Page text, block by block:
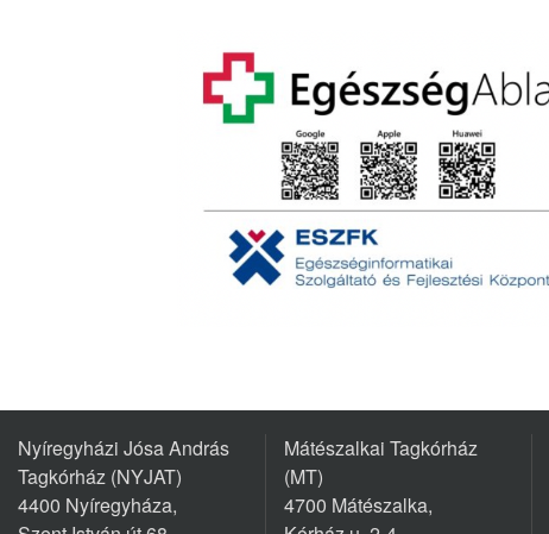
Nyíregyházi Jósa András
Tagkórház (NYJAT)
4400 Nyíregyháza,
Mátészalkai Tagkórház
(MT)
4700 Mátészalka,